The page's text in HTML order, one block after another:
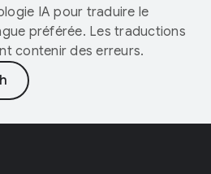
IA pour traduire le
préférée. Les traductions
contenir des erreurs.